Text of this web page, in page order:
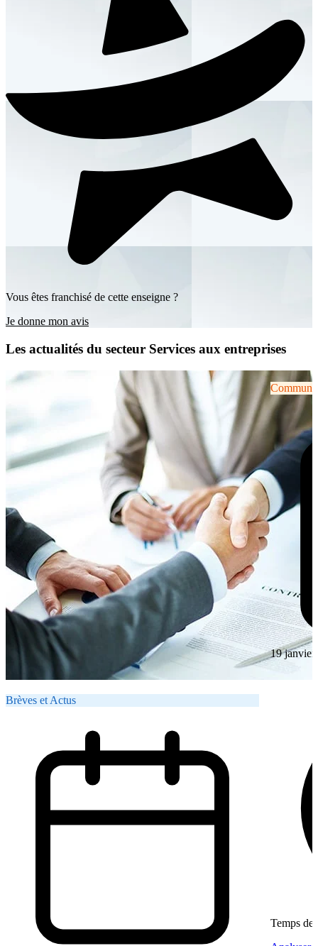
Vous êtes franchisé de cette enseigne ?
Je donne mon avis
Les actualités du secteur Services aux entreprises
Brèves et Actus
19 janvier
Temps de